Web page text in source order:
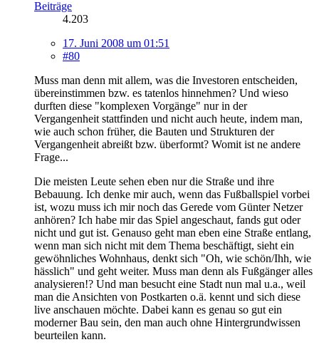
Beiträge
4.203
17. Juni 2008 um 01:51
#80
Muss man denn mit allem, was die Investoren entscheiden,
übereinstimmen bzw. es tatenlos hinnehmen? Und wieso
durften diese "komplexen Vorgänge" nur in der
Vergangenheit stattfinden und nicht auch heute, indem man,
wie auch schon früher, die Bauten und Strukturen der
Vergangenheit abreißt bzw. überformt? Womit ist ne andere
Frage...
Die meisten Leute sehen eben nur die Straße und ihre
Bebauung. Ich denke mir auch, wenn das Fußballspiel vorbei
ist, wozu muss ich mir noch das Gerede vom Günter Netzer
anhören? Ich habe mir das Spiel angeschaut, fands gut oder
nicht und gut ist. Genauso geht man eben eine Straße entlang,
wenn man sich nicht mit dem Thema beschäftigt, sieht ein
gewöhnliches Wohnhaus, denkt sich "Oh, wie schön/Ihh, wie
hässlich" und geht weiter. Muss man denn als Fußgänger alles
analysieren!? Und man besucht eine Stadt nun mal u.a., weil
man die Ansichten von Postkarten o.ä. kennt und sich diese
live anschauen möchte. Dabei kann es genau so gut ein
moderner Bau sein, den man auch ohne Hintergrundwissen
beurteilen kann.